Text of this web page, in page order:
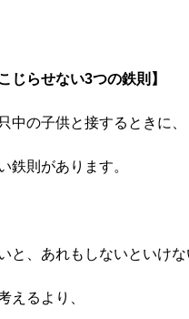
じらせない3つの鉄則】
中の子供と接するときに、
鉄則があります。
と、あれもしないといけな
えるより、